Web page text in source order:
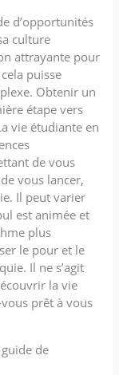
d’opportunités
culture
attrayante pour
puisse
Obtenir un
étape vers
vie étudiante en
de vous
vous lancer,
Il peut varier
est animée et
plus
le pour et le
Il ne s’agit
la vie
prêt à vous
de